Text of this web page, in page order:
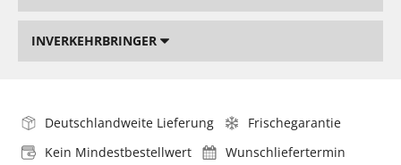
INVERKEHRBRINGER
Deutschlandweite Lieferung
Frischegarantie
Kein Mindestbestellwert
Wunschliefertermin